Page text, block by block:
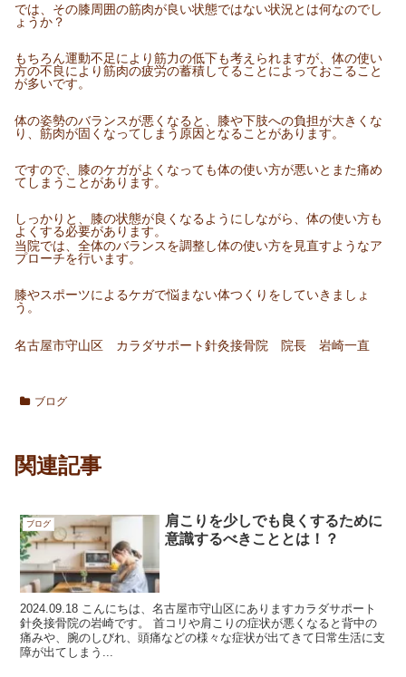
では、その膝周囲の筋肉が良い状態ではない状況とは何なのでし
ょうか？
もちろん運動不足により筋力の低下も考えられますが、体の使い
方の不良により筋肉の疲労の蓄積してることによっておこること
が多いです。
体の姿勢のバランスが悪くなると、膝や下肢への負担が大きくな
り、筋肉が固くなってしまう原因となることがあります。
ですので、膝のケガがよくなっても体の使い方が悪いとまた痛め
てしまうことがあります。
しっかりと、膝の状態が良くなるようにしながら、体の使い方も
よくする必要があります。
当院では、全体のバランスを調整し体の使い方を見直すようなア
プローチを行います。
膝やスポーツによるケガで悩まない体つくりをしていきましょ
う。
名古屋市守山区 カラダサポート針灸接骨院 院長 岩崎一直
ブログ
関連記事
ブログ
肩こりを少しでも良くするために
意識するべきこととは！？
2024.09.18 こんにちは、名古屋市守山区にありますカラダサポート
針灸接骨院の岩崎です。 首コリや肩こりの症状が悪くなると背中の
痛みや、腕のしびれ、頭痛などの様々な症状が出てきて日常生活に支
障が出てしまう...